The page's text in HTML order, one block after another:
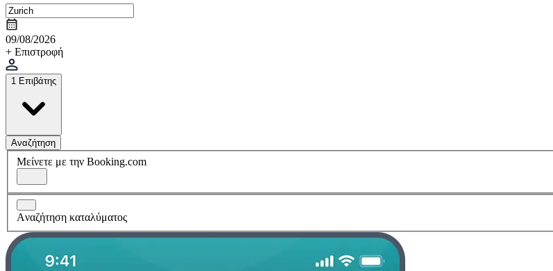
09/08/2026
+ Επιστροφή
1 Επιβάτης
Αναζήτηση
Μείνετε με την Booking.com
Aναζήτηση καταλύματος